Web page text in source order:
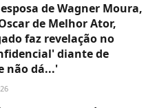
de Wagner Moura,
de Melhor Ator,
faz revelação no
diante de
não dá...'